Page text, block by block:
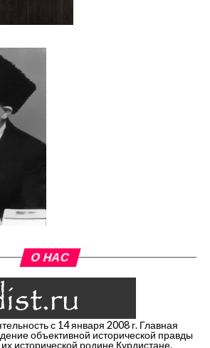
О НАС
с 14 января 2008 г. Главная
объективной исторической правды
исторической родине Курдистане.